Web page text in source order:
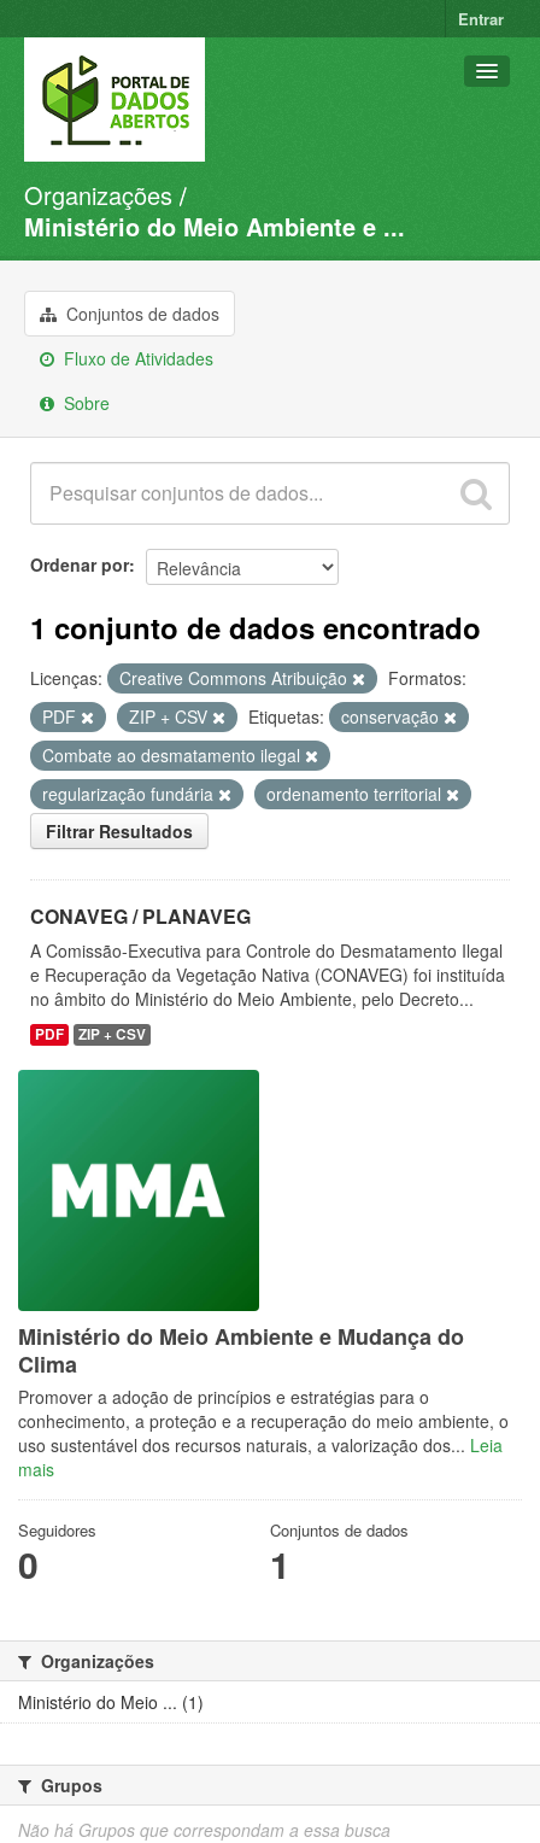
Entrar
Conjuntos de dados
Organizações
Sobre
Organizações
Ministério do Meio Ambiente e ...
Conjuntos de dados
Fluxo de Atividades
Sobre
Ordenar por
1 conjunto de dados encontrado
Licenças: Creative Commons Atribuição
Formatos:
PDF
ZIP + CSV Etiquetas:
conservação
Combate ao desmatamento ilegal
regularização fundária
ordenamento territorial
Filtrar Resultados
CONAVEG / PLANAVEG
A Comissão-Executiva para Controle do Desmatamento Ilegal
e Recuperação da Vegetação Nativa (CONAVEG) foi instituída
no âmbito do Ministério do Meio Ambiente, pelo Decreto...
PDF ZIP + CSV
Ministério do Meio Ambiente e Mudança do
Clima
Promover a adoção de princípios e estratégias para o
conhecimento, a proteção e a recuperação do meio ambiente, o
uso sustentável dos recursos naturais, a valorização dos... Leia
mais
Seguidores
0
Conjuntos de dados
1
Organizações
Ministério do Meio ... (1)
Grupos
Não há Grupos que correspondam a essa busca